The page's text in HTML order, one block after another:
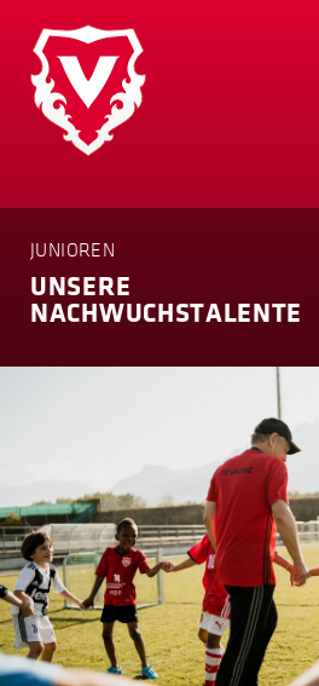
JUNIOREN
UNSERE
NACHWUCHS­TALENTE